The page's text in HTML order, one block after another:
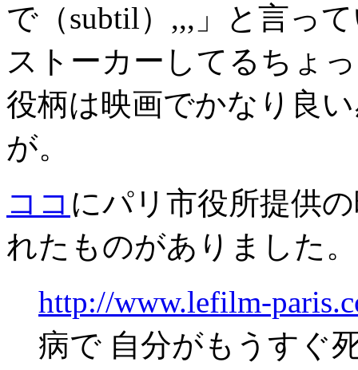
で（subtil）,,,」と言っ
ストーカーしてるちょ
役柄は映画でかなり良
が。
ココ にパリ市役所提供
れたものがありました。
http://www.lefilm-
病で 自分がもうすぐ